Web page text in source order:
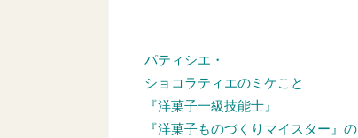
パティシエ・
ショコラティエのミケこと
『洋菓子一級技能士』
『洋菓子ものづくりマイスター』の